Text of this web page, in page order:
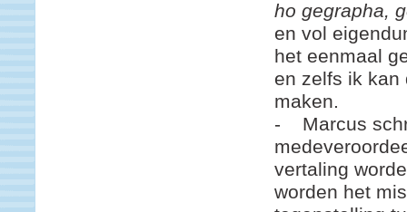
ho gegrapha,
en vol
het eenmaal
en zelfs ik kan
maken.
- Marcus
vertaling
worden het